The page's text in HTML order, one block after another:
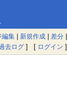
編集 | 新規作成 | 差分 |
去ログ ] [ ログイン ]